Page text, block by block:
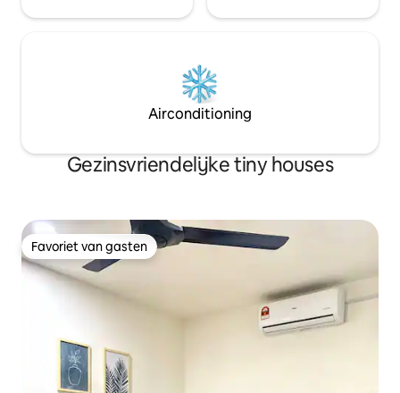
Airconditioning
Gezinsvriendelijke tiny houses
Favoriet van gasten
Favoriet van gasten